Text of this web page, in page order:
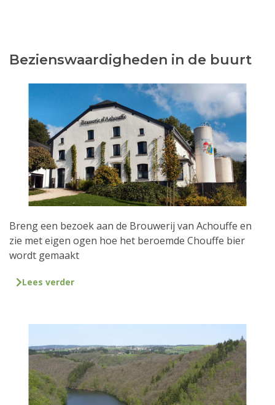
Bezienswaardigheden in de buurt
Breng een bezoek aan de Brouwerij van Achouffe en
zie met eigen ogen hoe het beroemde Chouffe bier
wordt gemaakt
Lees verder